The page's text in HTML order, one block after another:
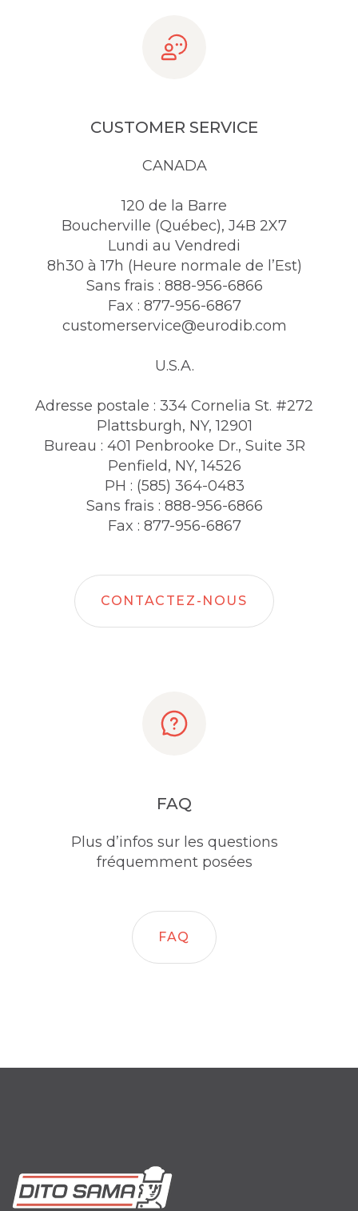
CUSTOMER SERVICE
CANADA
120 de la Barre
Boucherville (Québec), J4B 2X7
Lundi au Vendredi
8h30 à 17h (Heure normale de l’Est)
Sans frais : 888-956-6866
Fax : 877-956-6867
customerservice@eurodib.com
U.S.A.
Adresse postale : 334 Cornelia St. #272
Plattsburgh, NY, 12901
Bureau : 401 Penbrooke Dr., Suite 3R
Penfield, NY, 14526
PH : (585) 364-0483
Sans frais : 888-956-6866
Fax : 877-956-6867
CONTACTEZ-NOUS
FAQ
Plus d’infos sur les questions
fréquemment posées
FAQ